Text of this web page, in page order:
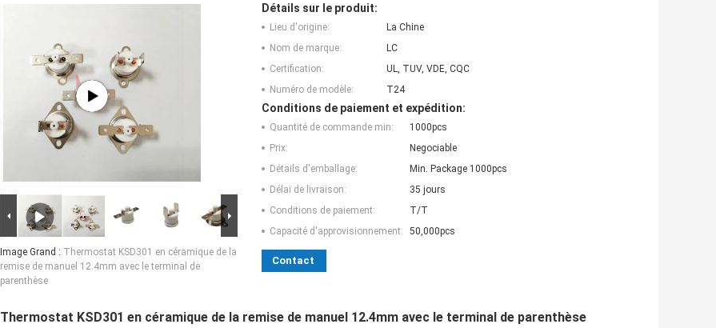
Image Grand : Thermostat KSD301 en céramique de la
remise de manuel 12.4mm avec le terminal de
parenthèse
Détails sur le produit:
Lieu d'origine:
La Chine
Nom de marque:
LC
Certification:
UL, TUV, VDE, CQC
Numéro de modèle:
T24
Conditions de paiement et expédition:
Quantité de commande min:
1000pcs
Prix:
Negociable
Détails d'emballage:
Min. Package 1000pcs
Délai de livraison:
35 jours
Conditions de paiement:
T/T
Capacité d'approvisionnement:
50,000pcs
Contact
Thermostat KSD301 en céramique de la remise de manuel 12.4mm avec le terminal de parenthèse